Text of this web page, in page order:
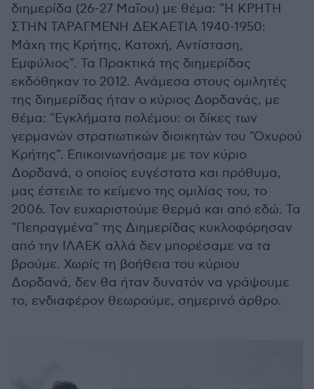
διημερίδα (26-27 Μαΐου) με θέμα: "Η ΚΡΗΤΗ
ΣΤΗΝ ΤΑΡΑΓΜΕΝΗ ΔΕΚΑΕΤΙΑ 1940-1950:
Μάχη της Κρήτης, Κατοχή, Αντίσταση,
Εμφύλιος". Τα Πρακτικά της διημερίδας
εκδόθηκαν το 2012. Ανάμεσα στους ομιλητές
της διημερίδας ήταν ο κύριος Δορδανάς, με
θέμα: "Εγκλήματα πολέμου: οι δίκες των
γερμανών στρατιωτικών διοικητών του "Οχυρού
Κρήτης". Επικοινωνήσαμε με τον κύριο
Δορδανά, ο οποίος ευγέστατα και πρόθυμα,
μας έστειλε το κείμενο της ομιλίας του, το
2006. Τον ευχαριστούμε θερμά και από εδώ. Τα
"Πεπραγμένα" της Διημερίδας κυκλοφόρησαν
από την ΙΛΑΕΚ αλλά δεν μπορέσαμε να τα
βρούμε. Χωρίς τη βοήθεια του κύριου
Δορδανά, δεν θα ήταν δυνατόν να γράψουμε
το, ενδιαφέρον θεωρούμε, σημερινό άρθρο.